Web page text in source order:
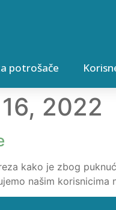
potrošače
2022
kako je zbog
našim korisnicima